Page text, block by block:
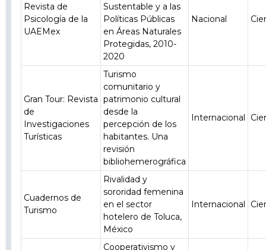
Revista de
Psicología de la
UAEMex
Sustentable y a las
Políticas Públicas
en Áreas Naturales
Protegidas, 2010-
2020
Nacional
Gran Tour: Revista
de
Investigaciones
Turísticas
Turismo
comunitario y
patrimonio cultural
desde la
percepción de los
habitantes. Una
revisión
bibliohemerográfica
Internacional
Cuadernos de
Turismo
Rivalidad y
sororidad femenina
en el sector
hotelero de Toluca,
México
Internacional
Cooperativismo y